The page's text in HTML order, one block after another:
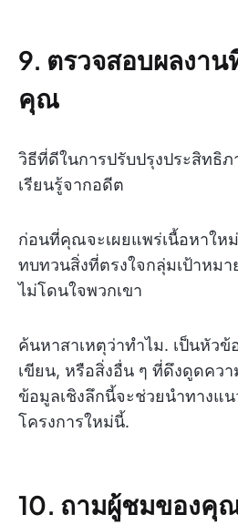
9. ตรวจสอบผลงา
คุณ
วิธีที่ดีในการปรับปรุงประสิทธิภ
เรียนรู้จากอดีต
ก่อนที่คุณจะเผยแพร่เนื้อหาให
ทบทวนสิ่งที่ตรงใจกลุ่มเป้าหม
ไม่โดนใจพวกเขา
ค้นหาสาเหตุว่าทำไม. เป็นหัวข้
เขียน, หรือสิ่งอื่น ๆ ที่ดึงดูดคว
ข้อมูลเชิงลึกนี้จะช่วยนำทางแ
โครงการใหม่นี้.
10. ถามผู้ชมของคุ